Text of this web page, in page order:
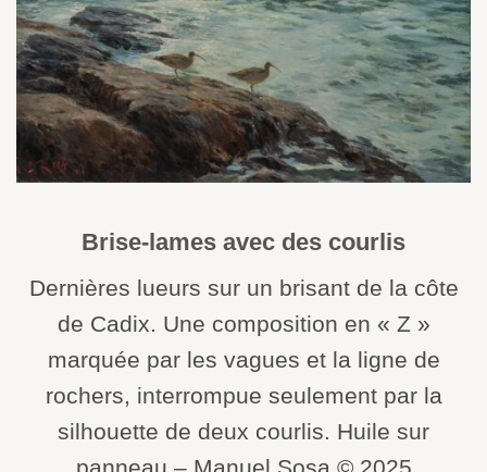
Brise-lames avec des courlis
Dernières lueurs sur un brisant de la côte
de Cadix. Une composition en « Z »
marquée par les vagues et la ligne de
rochers, interrompue seulement par la
silhouette de deux courlis. Huile sur